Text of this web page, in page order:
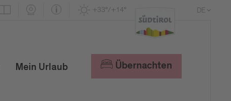
+33°/+14° DE
Mein Urlaub Übernachten